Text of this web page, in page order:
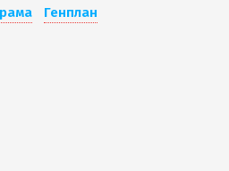
Генплан